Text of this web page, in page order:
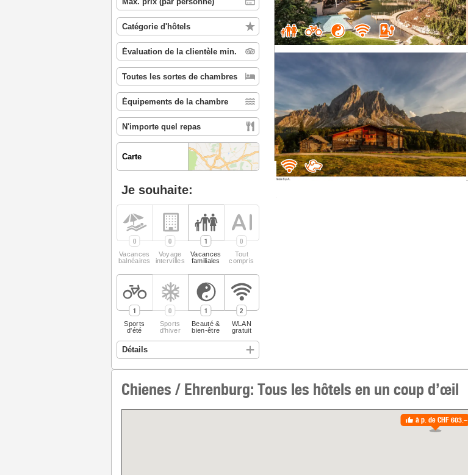
Carte
Je souhaite:
0
Vacances
balnéaires
0
Voyage
intervilles
1
Vacances
familiales
0
Tout
compris
1
Sports
d'été
0
Sports
d'hiver
1
Beauté &
bien-être
2
WLAN
gratuit
Chienes / Ehrenburg: Tous les hôtels en un coup d’œil
à p. de CHF 603.–